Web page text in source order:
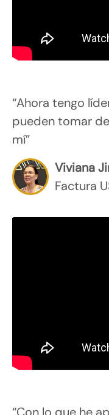
“Ahora tengo
pueden tomar
mí”
Viviana
Factura